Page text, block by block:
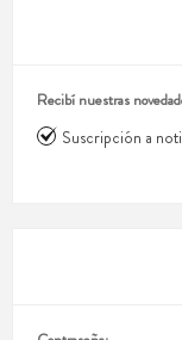
Recibí nuestras
Suscripción a